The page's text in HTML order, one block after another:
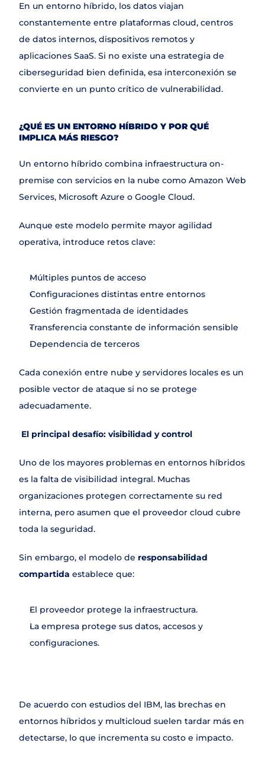
En un entorno híbrido, los datos viajan
constantemente entre plataformas cloud, centros
de datos internos, dispositivos remotos y
aplicaciones SaaS. Si no existe una estrategia de
ciberseguridad bien definida, esa interconexión se
convierte en un punto crítico de vulnerabilidad.
¿QUÉ ES UN ENTORNO HÍBRIDO Y POR QUÉ
IMPLICA MÁS RIESGO?
Un entorno híbrido combina infraestructura on-
premise con servicios en la nube como Amazon Web
Services, Microsoft Azure o Google Cloud.
Aunque este modelo permite mayor agilidad
operativa, introduce retos clave:
Múltiples puntos de acceso
Configuraciones distintas entre entornos
Gestión fragmentada de identidades
Transferencia constante de información sensible
Dependencia de terceros
Cada conexión entre nube y servidores locales es un
posible vector de ataque si no se protege
adecuadamente.
El principal desafío: visibilidad y control
Uno de los mayores problemas en entornos híbridos
es la falta de visibilidad integral. Muchas
organizaciones protegen correctamente su red
interna, pero asumen que el proveedor cloud cubre
toda la seguridad.
Sin embargo, el modelo de responsabilidad
compartida establece que:
El proveedor protege la infraestructura.
La empresa protege sus datos, accesos y
configuraciones.
De acuerdo con estudios del IBM, las brechas en
entornos híbridos y multicloud suelen tardar más en
detectarse, lo que incrementa su costo e impacto.